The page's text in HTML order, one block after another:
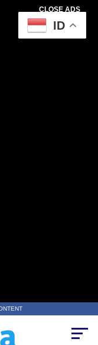
CLOSE ADS
ID